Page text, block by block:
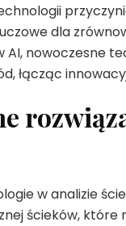
dla
AI, nowoczesne
łącząc
w analizie
ścieków, które